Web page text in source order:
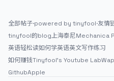
全部帖子·powered by tinyfool·友情
tinyfool的blog上海泰尼Mechanica
英语轻松读如何学英语英文写作练习
如何赚钱Tinyfool's Youtube Lab
GithubApple